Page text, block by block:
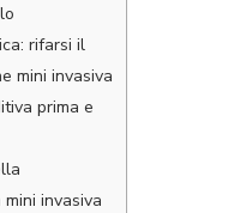
rifarsi il
mini invasiva
prima e
invasiva